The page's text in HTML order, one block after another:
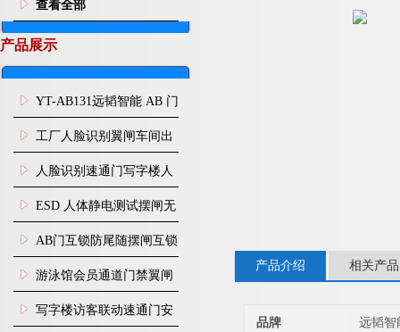
查看全部
产品展示
YT-AB131远韬智能 AB 门
闸机双通道互锁防尾随闸
机
工厂人脸识别翼闸车间出
入口人行通道门禁
人脸识别速通门写字楼人
行通道闸门禁设备
ESD 人体静电测试摆闸无
尘车间防静电闸机
AB门互锁防尾随摆闸互锁
闸机
游泳馆会员通道门禁翼闸
写字楼访客联动速通门安
产品介绍 相关产品
品牌 远韬智